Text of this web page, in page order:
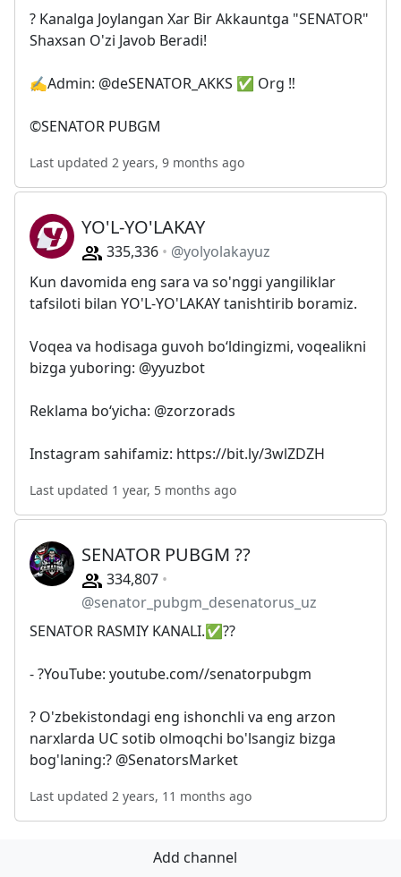
? Kanalga Joylangan Xar Bir Akkauntga "SENATOR"
Shaxsan O'zi Javob Beradi!
✍️Admin: @deSENATOR_AKKS ✅ Org ‼
©️SENATOR PUBGM
Last updated 2 years, 9 months ago
YO'L-YO'LAKAY
335,336
@yolyolakayuz
Kun davomida eng sara va so'nggi yangiliklar
tafsiloti bilan YO'L-YO'LAKAY tanishtirib boramiz.
Voqea va hodisaga guvoh bo‘ldingizmi, voqealikni
bizga yuboring: @yyuzbot
Reklama bo‘yicha: @zorzorads
Instagram sahifamiz: https://bit.ly/3wlZDZH
Last updated 1 year, 5 months ago
SENATOR PUBGM ??
334,807
@senator_pubgm_desenatorus_uz
SENATOR RASMIY KANALI.✅??
- ?YouTube: youtube.com//senatorpubgm
? O'zbekistondagi eng ishonchli va eng arzon
narxlarda UC sotib olmoqchi bo'lsangiz bizga
bog'laning:? @SenatorsMarket
Last updated 2 years, 11 months ago
Add channel